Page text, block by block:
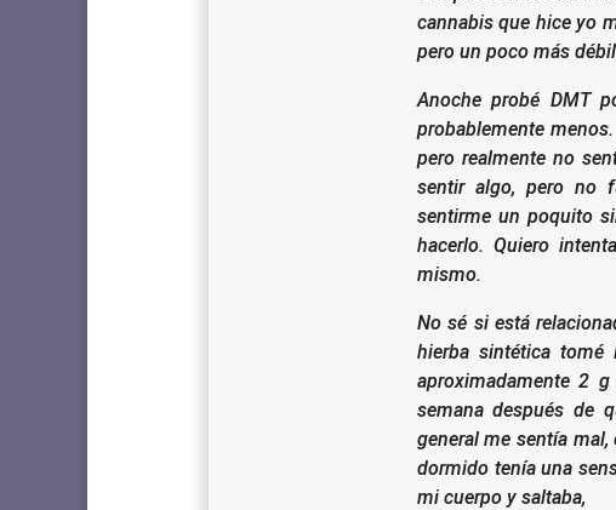
cannabis que hice yo
pero un poco más
Anoche probé DMT
probablemente
pero realmente no
sentir algo, pero no
sentirme un poquito
hacerlo. Quiero
mismo.
No sé si está
hierba sintética tomé
aproximadamente 2
semana después de
general me sentía
dormido tenía una
mi cuerpo y saltaba,